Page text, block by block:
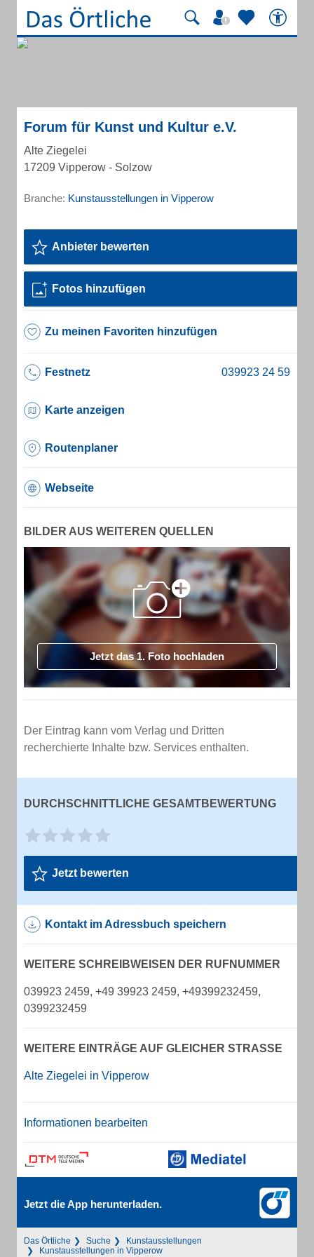
Forum für Kunst und Kultur e.V.
Alte Ziegelei
17209 Vipperow - Solzow
Branche: Kunstausstellungen in Vipperow
Anbieter bewerten
Fotos hinzufügen
Zu meinen Favoriten hinzufügen
Festnetz
Karte anzeigen
Routenplaner
Webseite
BILDER AUS WEITEREN QUELLEN
Jetzt das 1. Foto hochladen
Der Eintrag kann vom Verlag und Dritten
recherchierte Inhalte bzw. Services enthalten.
DURCHSCHNITTLICHE GESAMTBEWERTUNG
Jetzt bewerten
Kontakt im Adressbuch speichern
WEITERE SCHREIBWEISEN DER RUFNUMMER
039923 2459, +49 39923 2459, +49399232459,
0399232459
WEITERE EINTRÄGE AUF GLEICHER STRASSE
Alte Ziegelei in Vipperow
Informationen bearbeiten
Jetzt die App herunterladen.
Das Örtliche Suche
Kunstausstellungen
Kunstausstellungen in Vipperow